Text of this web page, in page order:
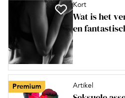
Kort
Wat is het
en
Premium Artikel